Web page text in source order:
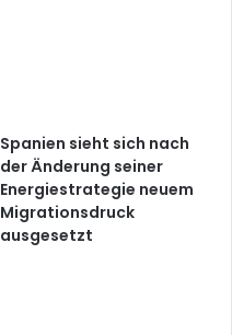
Spanien sieht sich nach
der Änderung seiner
Energiestrategie neuem
Migrationsdruck
ausgesetzt